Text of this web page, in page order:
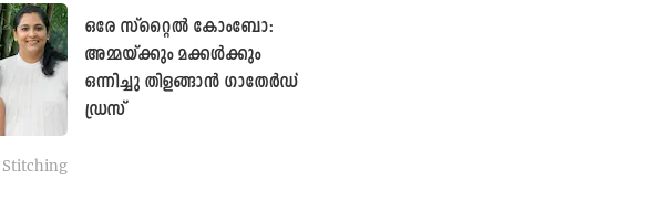
ഒരേ സ്റ്റൈൽ കോംബോ:
അമ്മയ്ക്കും മക്കൾക്കും
ഒന്നിച്ചു തിളങ്ങാൻ ഗാതേർഡ്
ഡ്രസ്
Stitching